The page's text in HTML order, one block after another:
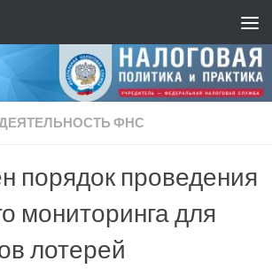
ФНС
порядок проведения
мониторинга для
лотерей